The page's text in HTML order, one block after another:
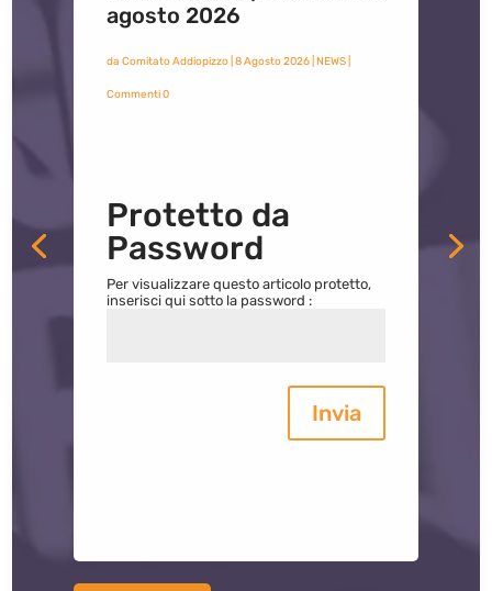
agosto 2026
da Comitato Addiopizzo| 8 Agosto 2026| NEWS|
Commenti 0
Protetto da
Password
Per visualizzare questo articolo protetto,
inserisci qui sotto la password :
Invia